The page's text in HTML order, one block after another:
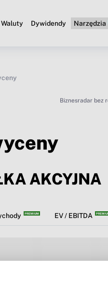
Waluty Dywidendy Narzędzia
Biznesradar bez
AKCYJNA
EV / EBITDA